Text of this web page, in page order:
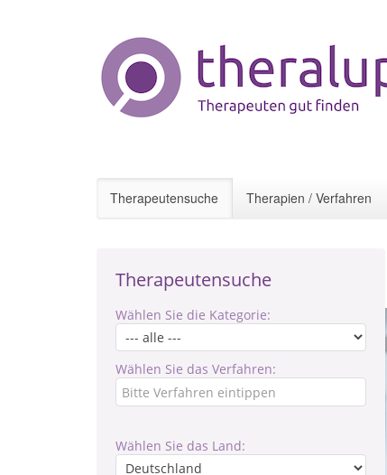
Therapeutensuche Therapien / Verfahren
Therapeutensuche
Wählen Sie die Kategorie:
Wählen Sie das Verfahren:
Wählen Sie das Land: